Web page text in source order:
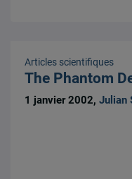
Articles scientifiques
The Phantom
1 janvier 2002,Julian